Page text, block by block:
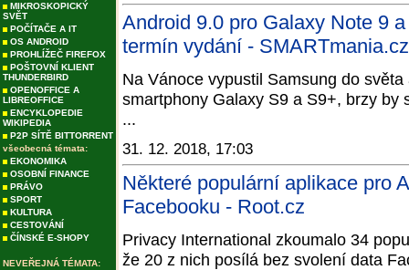
MIKROSKOPICKÝ
SVĚT
POČÍTAČE A IT
OS ANDROID
PROHLÍŽEČ FIREFOX
POŠTOVNÍ KLIENT
THUNDERBIRD
OPENOFFICE A
LIBREOFFICE
ENCYKLOPEDIE
WIKIPEDIA
P2P SÍTĚ BITTORRENT
všeobecná témata:
EKONOMIKA
OSOBNÍ FINANCE
PRÁVO
SPORT
KULTURA
CESTOVÁNÍ
ČÍNSKÉ E-SHOPY
NEVEŘEJNÁ TÉMATA:
Android 9.0 pro Galaxy Note 9
termín vydání - SMARTmania.cz
Na Vánoce vypustil Samsung do
smartphony Galaxy S9 a S9+, brzy
...
31. 12. 2018, 17:03
Některé populární aplikace pro
Facebooku - Root.cz
Privacy International zkoumalo 34
že 20 z nich posílá bez svolení data